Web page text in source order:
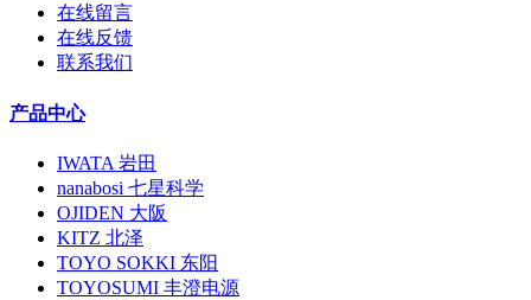
在线留言
在线反馈
联系我们
产品中心
IWATA 岩田
nanabosi 七星科学
OJIDEN 大阪
KITZ 北泽
TOYO SOKKI 东阳
TOYOSUMI 丰澄电源